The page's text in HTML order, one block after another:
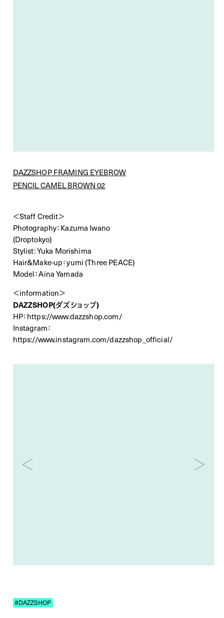
DAZZSHOP FRAMING EYEBROW
PENCIL CAMEL BROWN 02
＜Staff Credit＞
Photography：Kazuma Iwano
(Droptokyo)
Stylist: Yuka Morishima
Hair&Make-up：yumi (Three PEACE)
Model：Aina Yamada
＜information＞
DAZZSHOP(ダズショップ)
HP：https://www.dazzshop.com/
Instagram：
https://www.instagram.com/dazzshop_official/
#DAZZSHOP